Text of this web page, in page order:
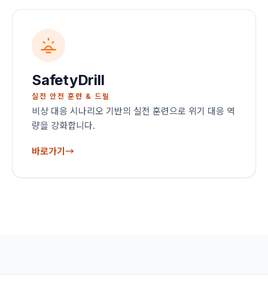
SafetyDrill
실전 안전 훈련 & 드릴
비상 대응 시나리오 기반의 실전 훈련으로 위기 대응 역
량을 강화합니다.
바로가기→